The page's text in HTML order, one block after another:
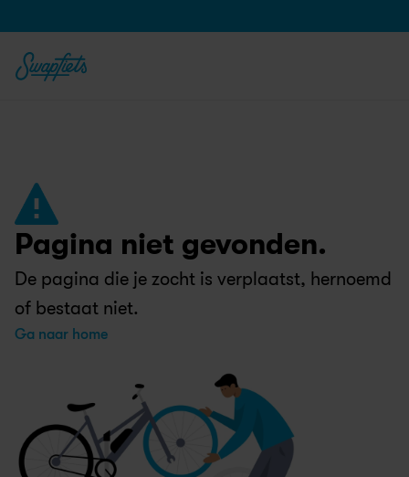
Pagina niet gevonden.
De pagina die je zocht is verplaatst, hernoemd
of bestaat niet.
Ga naar home